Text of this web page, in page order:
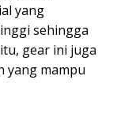
yang
sehingga
gear ini juga
yang mampu